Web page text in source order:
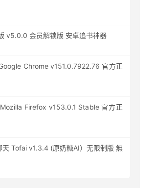
v5.0.0 会员解锁版 安卓追书神器
Chrome v151.0.7922.76 官方正
Firefox v153.0.1 Stable 官方正
天 Tofai v1.3.4 (原奶糖AI）无限制版 無